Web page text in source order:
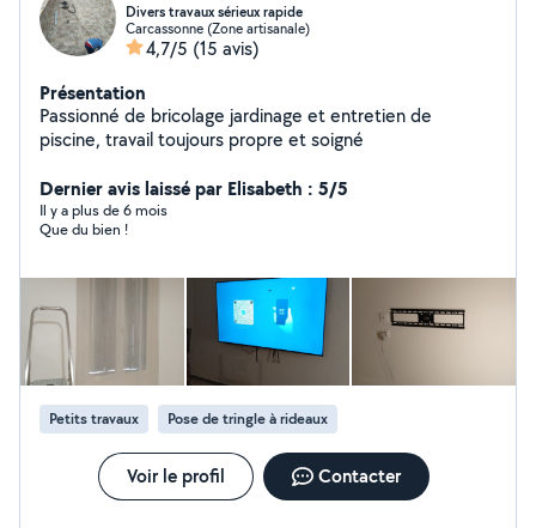
Divers travaux sérieux rapide
Carcassonne (Zone artisanale)
4,7/5 (15 avis)
Présentation
Passionné de bricolage jardinage et entretien de
piscine, travail toujours propre et soigné
Dernier avis laissé par Elisabeth : 5/5
Il y a plus de 6 mois
Que du bien !
Petits travaux Pose de tringle à rideaux
Voir le profil Contacter